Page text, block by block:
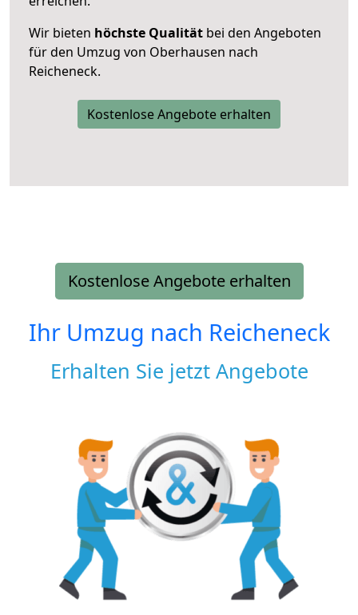
Wir bieten höchste Qualität bei den Angeboten
für den Umzug von Oberhausen nach
Reicheneck.
Kostenlose Angebote erhalten
Kostenlose Angebote erhalten
Ihr Umzug nach Reicheneck
Erhalten Sie jetzt Angebote